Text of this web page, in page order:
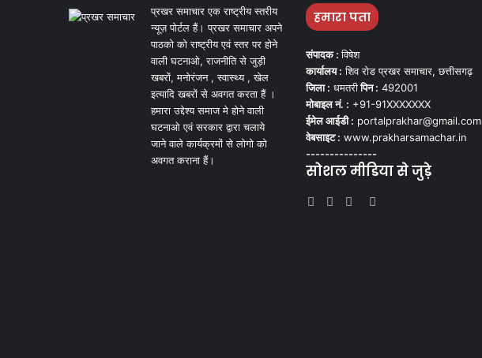
प्रखर समाचार एक राष्ट्रीय स्तरीय
न्यूज़ पोर्टल हैं। प्रखर समाचार अपने
पाठको को राष्ट्रीय एवं स्तर पर होने
वाली घटनाओ, राजनीति से जुड़ी
खबरों, मनोरंजन , स्वास्थ्य , खेल
इत्यादि खबरों से अवगत करता हैं ।
हमारा उद्देश्य समाज मे होने वाली
घटनाओ एवं सरकार द्वारा चलाये
जाने वाले कार्यक्रमों से लोगो को
अवगत कराना हैं।
हमारा पता
संपादक :विषेश
कार्यालय : शिव रोड प्रखर समाचार, छत्तीसगढ़
जिला : धमतरीपिन : 492001
मोबाइल नं. : +91-91XXXXXXX
ईमेल आईडी : portalprakhar@gmail.com
वेबसाइट : www.prakharsamachar.in
---------------
सोशल मीडिया से जुड़े
Facebook
TwitterYouTube